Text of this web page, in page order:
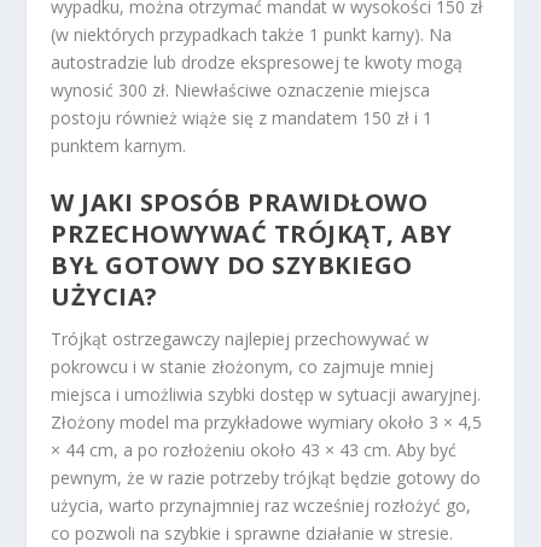
wypadku, można otrzymać mandat w wysokości 150 zł
(w niektórych przypadkach także 1 punkt karny). Na
autostradzie lub drodze ekspresowej te kwoty mogą
wynosić 300 zł. Niewłaściwe oznaczenie miejsca
postoju również wiąże się z mandatem 150 zł i 1
punktem karnym.
W JAKI SPOSÓB PRAWIDŁOWO
PRZECHOWYWAĆ TRÓJKĄT, ABY
BYŁ GOTOWY DO SZYBKIEGO
UŻYCIA?
Trójkąt ostrzegawczy najlepiej przechowywać w
pokrowcu i w stanie złożonym, co zajmuje mniej
miejsca i umożliwia szybki dostęp w sytuacji awaryjnej.
Złożony model ma przykładowe wymiary około 3 × 4,5
× 44 cm, a po rozłożeniu około 43 × 43 cm. Aby być
pewnym, że w razie potrzeby trójkąt będzie gotowy do
użycia, warto przynajmniej raz wcześniej rozłożyć go,
co pozwoli na szybkie i sprawne działanie w stresie.